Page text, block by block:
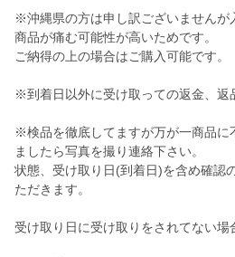
※沖縄県の方は申し訳ございませんが
商品が痛む可能性が高いためです。
ご納得の上の場合はご購入可能です。
※到着日以外に受け取っての返金、返
※検品を徹底してますが万が一商品に
ましたら写真を撮り連絡下さい。
状態、受け取り日(到着日)を含め確認
ただきます。
受け取り日に受け取りをされてない場